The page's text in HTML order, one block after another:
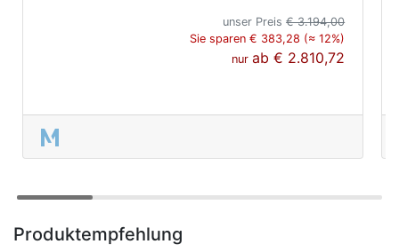
unser Preis€ 3.194,00
Sie sparen € 383,28 (≈ 12%)
nurab€ 2.810,72
Produktempfehlung